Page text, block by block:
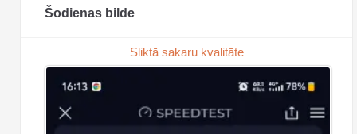
Šodienas bilde
Sliktā sakaru kvalitāte